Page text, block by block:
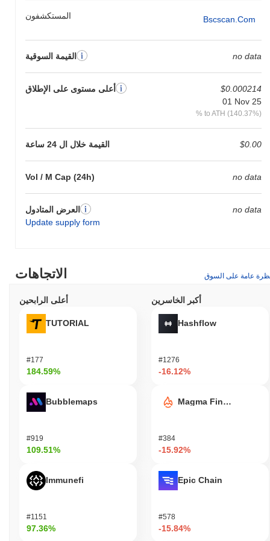
المستكشفون Bscscan.com
القيمة السوقية no data
أعلى مستوى على الإطلاق
$0.000214
01 Nov 25
% to ATH (140.37%)
القيمة خلال ال 24 ساعة $0.00
Vol / M Cap (24h) no data
العرض المتادول
Update supply form
no data
الاتجاهات عامة على السوق
أعلى الرابحين
TUTORIAL
#177
184.59%
Bubblemaps
#919
109.51%
Immunefi
#1151
97.36%
أكبر الخاسرين
Hashflow
#1276
-16.12%
Magma Finance
#384
-15.92%
Epic Chain
#578
-15.84%